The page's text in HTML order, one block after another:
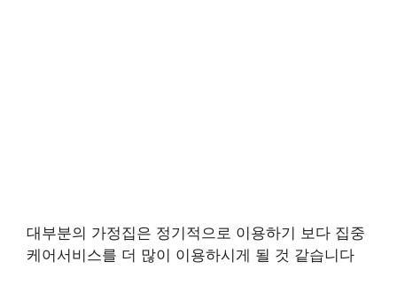
대부분의 가정집은 정기적으로 이용하기 보다 집중
케어서비스를 더 많이 이용하시게 될 것 같습니다